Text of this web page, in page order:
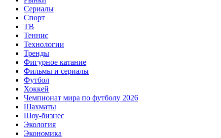
Сериалы
Спорт
ТВ
Теннис
Технологии
Тренды
Фигурное катание
Фильмы и сериалы
Футбол
Хоккей
Чемпионат мира по футболу 2026
Шахматы
Шоу-бизнес
Экология
Экономика